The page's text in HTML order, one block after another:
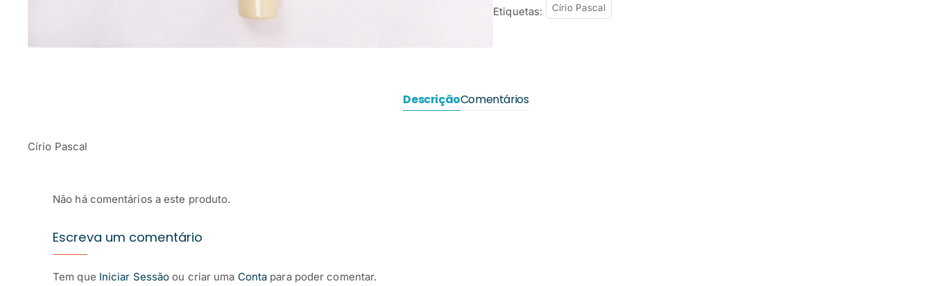
Etiquetas: Círio Pascal
DescriçãoComentários
Círio Pascal
Não há comentários a este produto.
Escreva um comentário
Tem que Iniciar Sessãoou criar uma Conta para poder comentar.